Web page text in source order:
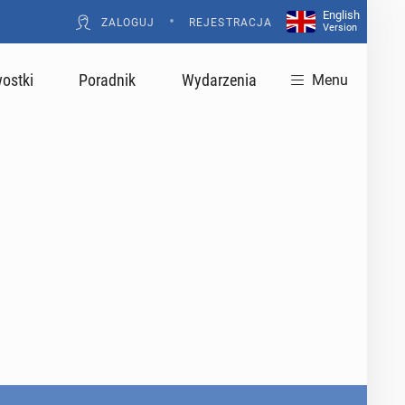
ZALOGUJ • REJESTRACJA
English
Version
Poradnik Wydarzenia Menu